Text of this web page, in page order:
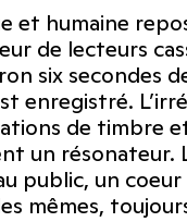
et humaine
de lecteurs
six secondes
enregistré.
de timbre
un résonateur.
public, un
mêmes,